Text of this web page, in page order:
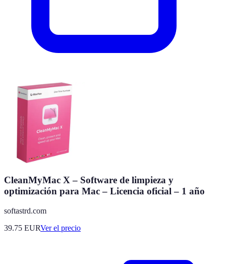
CleanMyMac X – Software de limpieza y
optimización para Mac – Licencia oficial – 1 año
softastrd.com
39.75 EURVer el precio